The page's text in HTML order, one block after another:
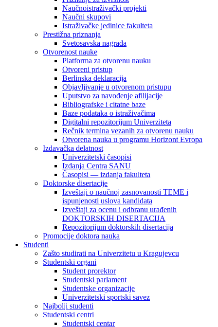
Naučnoistraživački projekti
Naučni skupovi
Istraživačke jedinice fakulteta
Prestižna priznanja
Svetosavska nagrada
Otvorenost nauke
Platforma za otvorenu nauku
Otvoreni pristup
Berlinska deklaracija
Objavljivanje u otvorenom pristupu
Uputstvo za navođenje afilijacije
Bibliografske i citatne baze
Baze podataka o istraživačima
Digitalni repozitorijum Univerziteta
Rečnik termina vezanih za otvorenu nauku
Otvorena nauka u programu Horizont Evropa
Izdavačka delatnost
Univerzitetski časopisi
Izdanja Centra SANU
Časopisi — izdanja fakulteta
Doktorske disertacije
Izveštaji o naučnoj zasnovanosti TEME i
ispunjenosti uslova kandidata
Izveštaji za ocenu i odbranu urađenih
DOKTORSKIH DISERTACIJA
Repozitorijum doktorskih disertacija
Promocije doktora nauka
Studenti
Zašto studirati na Univerzitetu u Kragujevcu
Studentski organi
Student prorektor
Studentski parlament
Studentske organizacije
Univerzitetski sportski savez
Najbolji studenti
Studentski centri
Studentski centar